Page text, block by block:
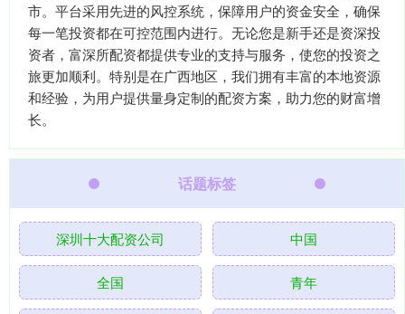
市。平台采用先进的风控系统，保障用户的资金安全，确保
每一笔投资都在可控范围内进行。无论您是新手还是资深投
资者，富深所配资都提供专业的支持与服务，使您的投资之
旅更加顺利。特别是在广西地区，我们拥有丰富的本地资源
和经验，为用户提供量身定制的配资方案，助力您的财富增
长。
话题标签
深圳十大配资公司 中国
全国 青年